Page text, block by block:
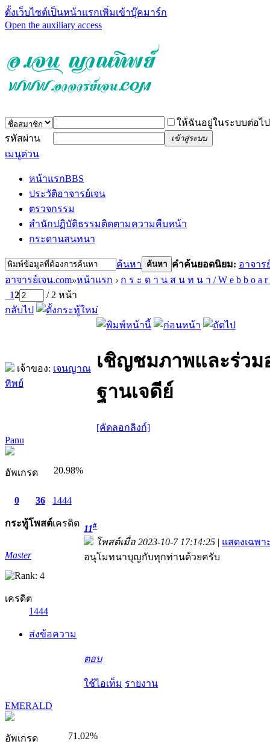
ตั้งเว็บไซต์เป็นหน้าแรกเพิ่มเข้าบุ๊คมาร์ก
Open the auxiliary access
ให้ฉันอยู่ในระบบต่อไป
รหัสผ่าน
เข้าสู่ระบบ
เมนูด่วน
หน้าแรกBBS
ประวัติอาจารย์เจน
ตรวจกรรม
สำนักปฏิบัติธรรมติดตามความคืบหน้า
กระดานสนทนา
ค้นหา ค้นหา คำค้นยอดนิยม: อาจาร
อาจารย์เจน.com»หน้าแรก › ก ร ะ ด า น ส น ท น า / W e b b o a r
12
/ 2 หน้า
กลับไป
เจ้าของ: เจนญาณ
ทิพย์
เชิญชมภาพและร่วม
ฐานเจดีย์
[คัดลอกลิงก์]
Panu
อัพเกรด 20.98%
0
กระทู้
36
โพสต์
1444
เครดิต
Master
เครดิต
1444
ส่งข้อความ
11#
โพสต์เมื่อ 2023-10-7 17:14:25 | แสดงเฉพ
อนุโมทนาบุญกับทุกท่านด้วยครับ
ตอบ
ใช้ไอเท็ม รายงาน
EMERALD
อัพเกรด 71.02%